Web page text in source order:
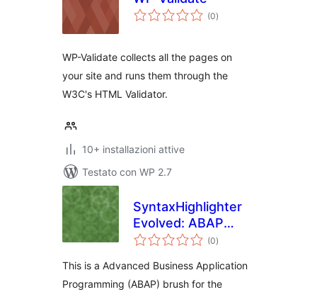
(0valutazioni
totali
)
WP-Validate collects all the pages on
your site and runs them through the
W3C's HTML Validator.
10+ installazioni attive
Testato con WP 2.7
SyntaxHighlighter
Evolved: ABAP
Brush
(0valutazioni
totali
)
This is a Advanced Business Application
Programming (ABAP) brush for the